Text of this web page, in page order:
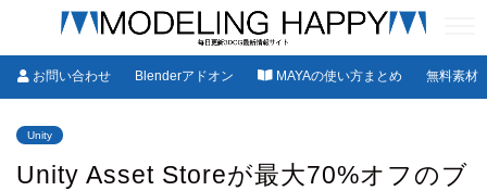
お問い合わせ Blenderアドオン MAYAの使い方まとめ 無料素材
Unity
Unity Asset Storeが最大70%オフのブ